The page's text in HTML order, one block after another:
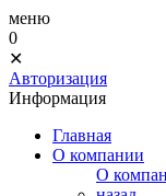
меню
0
✕
Авторизация
Информация
Главная
О компании
О